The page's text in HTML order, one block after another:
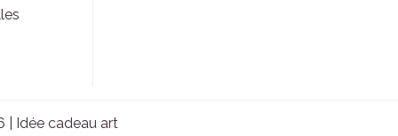
| Idée cadeau art